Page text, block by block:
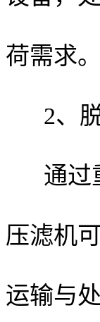
荷需求。
2、
通过
压滤机
运输与